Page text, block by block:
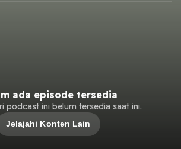
ada episode tersedia
podcast ini belum tersedia saat ini.
Jelajahi Konten Lain